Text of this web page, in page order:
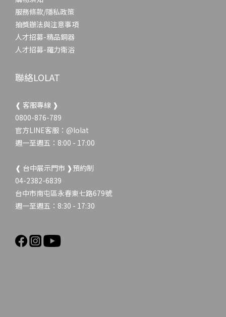
服務條款/隱私政策
抽獎辦法與注意事項
人才招募-精品銅器
人才招募-羅力衛浴
聯絡LOLAT
❰ 客服專線 ❱
0800-876-789
官方LINE客服： @lolat
週一至週五：8:00 - 17:00
❰ 台中展示門市 ❱預約制
04-2382-6839
台中市南屯區永春東七路679號
週一至週五：8:30 - 17:30